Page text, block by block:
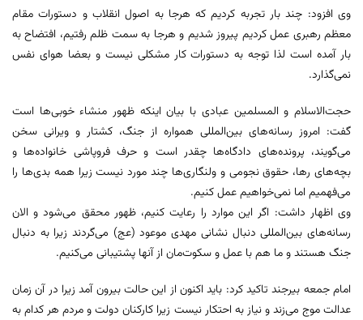
وی افزود: چند بار تجربه کردیم که هرجا به اصول انقلاب و دستورات مقام
معظم رهبری عمل کردیم پیروز شدیم و هرجا به سمت ظلم رفتیم، افتضاح به
بار آمده است لذا توجه به دستورات کار مشکلی نیست و بعضا هوای نفس
نمی‌گذارد.
حجت‌الاسلام و المسلمین عبادی با بیان اینکه ظهور منشاء خوبی‌ها است
گفت: امروز رسانه‌های بین‌المللی همواره از جنگ، کشتار و ویرانی سخن
می‌گویند، پرونده‌های دادگاه‌ها چقدر است و حرف فروپاشی خانواده‌ها و
بچه‌های رها، حقوق نجومی و ولنگاری‌ها چند مورد نیست زیرا همه بدی‌ها را
می‌فهمیم اما نمی‌خواهیم عمل کنیم.
وی اظهار داشت: اگر این موارد را رعایت کنیم، ظهور محقق می‌شود و الان
رسانه‌های بین‌المللی دنبال نشانی مهدی موعود (عج) می‌گردند زیرا به دنبال
جنگ هستند و ما هم با عمل و سکوت‌مان از آنها پشتیبانی می‌کنیم.
امام جمعه بیرجند تاکید کرد: باید اکنون از این حالت بیرون آمد زیرا در آن زمان
عدالت موج می‌زند و نیاز به احتکار نیست زیرا کارکنان دولت و مردم هر کدام به